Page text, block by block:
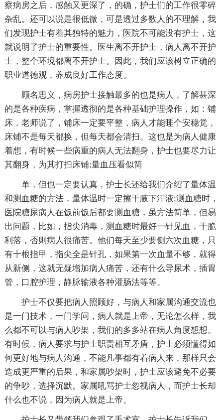
察病房之后，感触又更深了，的确，护士们的工作很零碎
杂乱。还可以说是很低微，可是透过多数人的不理解，我
们发现护士有着其独特的魅力，医院不可能没有护士，这
就说明了护士的重要性。医生离不开护士，病人离不开护
士，整个环境都离不开护士。因此，我们应该树立正确的
职业道德观，养成良好工作态度。
顾名思义，病房护士接触最多的也是病人，了解甚深
的是各种疾病，掌握透彻的是各种基础护理操作，如：铺
床，老师说了，铺床一定要平整，病人才能睡个安稳觉，
床铺不是每天都换，但每天都会清扫。这也是为病人健康
着想，有时候一些病重的病人无法翻身，护士也要尽力让
其翻身，为其打扫床铺;量血压看似简
单，但也一定要认真，护士长还给我们介绍了量体温
和测血糖的方法，量体温时一定擦干腋下汗液;测血糖时，
医院糖尿病人在饭前饭后都要测血糖，虽方法简单，但易
出问题，比如，指尖消毒，测血糖时最好一针见血，干脆
利落，否则病人很痛苦。他们每天至少要侧六次血糖，只
有十根指甲，指尖全是针孔，如果第一次血量不够，就得
从新侧，这就无疑增加病人痛苦，还有什么导尿术，插胃
管，口腔护理，静脉输液各种灌肠法等等。
护士不仅要把病人照顾好，与病人和家属沟通交流也
是一门技术，一门学问，病人就是上帝，无论怎么样，我
么都不可以与病人吵架，我们的多多站在病人角度想想。
有时候，病人要求与护士职责相互矛盾，护士必须懂得如
何更好地与病人沟通，不能凡事都有着病人来，那样只会
造成更严重的后果，和家属吵架时，护士应该避免不必要
的争吵，选择沉默。家属吼骂护士忽视病人，而护士长却
什么也不说，因为病人就是上帝。